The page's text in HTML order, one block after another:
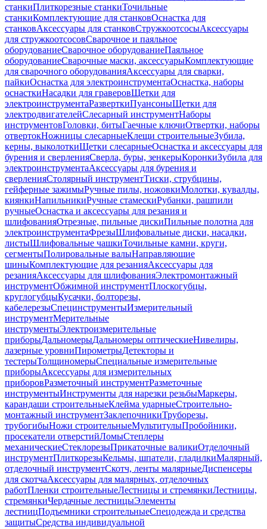
станкиПлиткорезные станкиТочильные
станкиКомплектующие для станковОснастка для
станковАксессуары для станковСтружкоотсосыАксессуары
для стружкоотсосовСварочное и паяльное
оборудованиеСварочное оборудованиеПаяльное
оборудованиеСварочные маски, аксессуарыКомплектующие
для сварочного оборудованияАксессуары для сварки,
пайкиОснастка для электроинструментаОснастка, наборы
оснасткиНасадки для граверовЩетки для
электроинструментаРазверткиПуансоныЩетки для
электродвигателейСлесарный инструментНаборы
инструментовГоловки, битыГаечные ключиОтвертки, наборы
отвертокНожницы слесарныеКлещи строительныеЗубила,
керны, выколоткиЩетки слесарныеОснастка и аксессуары для
бурения и сверленияСверла, буры, зенкерыКоронкиЗубила для
электроинструментаАксессуары для бурения и
сверленияСтолярный инструментТиски, струбцины,
гейферные зажимыРучные пилы, ножовкиМолотки, кувалды,
киянкиНапильникиРучные стамескиРубанки, рашпили
ручныеОснастка и аксессуары для резания и
шлифованияОтрезные, пильные дискиПильные полотна для
электроинструментаФрезыШлифовальные диски, насадки,
листыШлифовальные чашкиТочильные камни, круги,
сегментыПолировальные валыНаправляющие
шиныКомплектующие для резанияАксессуары для
резанияАксессуары для шлифованияЭлектромонтажный
инструментОбжимной инструментПлоскогубцы,
круглогубцыКусачки, болторезы,
кабелерезыСпецинструментыИзмерительный
инструментМерительные
инструментыЭлектроизмерительные
приборыДальномерыДальномеры оптическиеНивелиры,
лазерные уровниПирометрыДетекторы и
тестерыТолщиномерыСпециальные измерительные
приборыАксессуары для измерительных
приборовРазметочный инструментРазметочные
инструментыИнструменты для нарезки резьбыМаркеры,
карандаши строительныеКлейма ударныеСтроительно-
монтажный инструментЗаклепочникиТруборезы,
трубогибыНожи строительныеМультитулыПробойники,
просекатели отверстийЛомыСтеплеры
механическиеСтеклорезыПрикаточные валикиОтделочный
инструментПлиткорезыКельмы, шпатели, гладилкиМалярный,
отделочный инструментСкотч, ленты малярныеДиспенсеры
для скотчаАксессуары для малярных, отделочных
работПленки строительныеЛестницы и стремянкиЛестницы,
стремянкиЧердачные лестницыЭлементы
лестницПодъемники строительныеСпецодежда и средства
защитыСредства индивидуальной